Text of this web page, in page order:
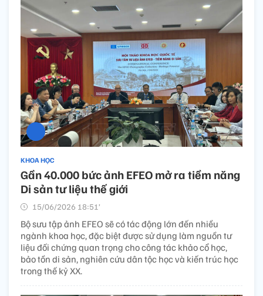
KHOA HỌC
Gần 40.000 bức ảnh EFEO mở ra tiềm năng
Di sản tư liệu thế giới
15/06/2026 18:51’
Bộ sưu tập ảnh EFEO sẽ có tác động lớn đến nhiều
ngành khoa học, đặc biệt được sử dụng làm nguồn tư
liệu đối chứng quan trọng cho công tác khảo cổ học,
bảo tồn di sản, nghiên cứu dân tộc học và kiến trúc học
trong thế kỷ XX.